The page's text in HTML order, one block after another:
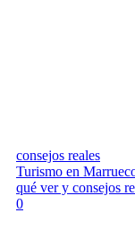
consejos reales
Turismo en
qué ver y consejos
0